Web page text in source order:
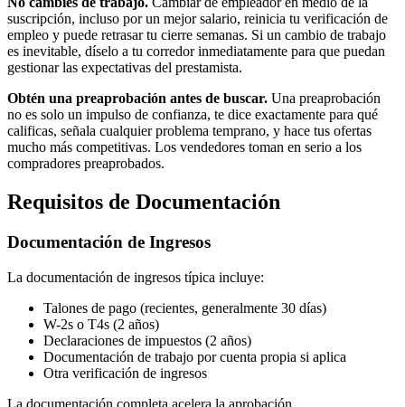
suscripción, incluso por un mejor salario, reinicia tu verificación de
empleo y puede retrasar tu cierre semanas. Si un cambio de trabajo
es inevitable, díselo a tu corredor inmediatamente para que puedan
gestionar las expectativas del prestamista.
Obtén una preaprobación antes de buscar. Una preaprobación
no es solo un impulso de confianza, te dice exactamente para qué
calificas, señala cualquier problema temprano, y hace tus ofertas
mucho más competitivas. Los vendedores toman en serio a los
compradores preaprobados.
Requisitos de Documentación
Documentación de Ingresos
La documentación de ingresos típica incluye:
Talones de pago (recientes, generalmente 30 días)
W-2s o T4s (2 años)
Declaraciones de impuestos (2 años)
Documentación de trabajo por cuenta propia si aplica
Otra verificación de ingresos
La documentación completa acelera la aprobación.